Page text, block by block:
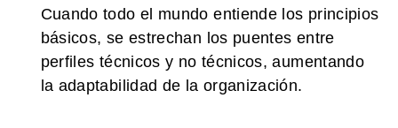
Cuando todo el mundo entiende los principios
básicos, se estrechan los puentes entre
perfiles técnicos y no técnicos, aumentando
la adaptabilidad de la organización.